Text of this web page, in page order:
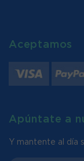
Aceptamos
Apúntate a
Y mantente al día